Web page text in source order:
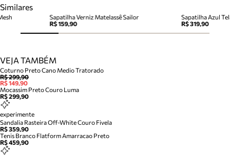
Similares
Sapatilha Verniz Matelassê Sailor
R$ 159,90
Sapatilha Azul
R$ 319,90
VEJA TAMBÉM
Coturno Preto Cano Medio Tratorado
R$ 299,90
R$ 149,90
Mocassim Preto Couro Luma
R$ 299,90
experimente
Sandalia Rasteira Off-White Couro Fivela
R$ 359,90
Tenis Branco Flatform Amarracao Preto
R$ 459,90